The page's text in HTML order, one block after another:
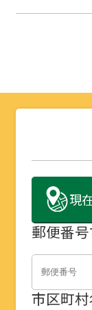
現
郵便番
市区町